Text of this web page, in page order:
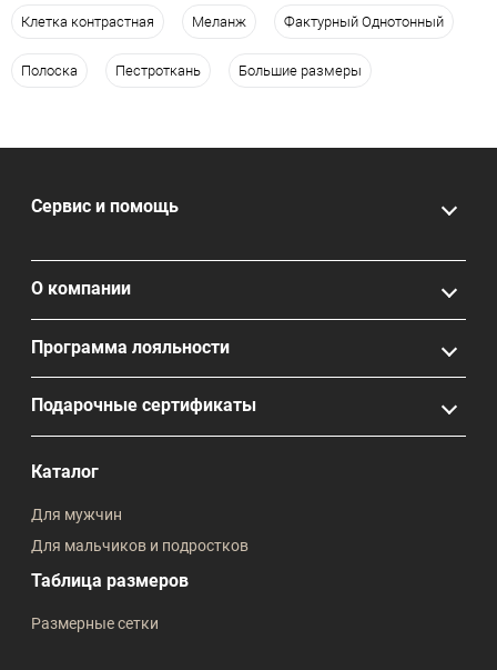
Клетка контрастная Меланж Фактурный Однотонный
Полоска Пестроткань Большие размеры
Сервис и помощь
О компании
Программа лояльности
Подарочные сертификаты
Каталог
Для мужчин
Для мальчиков и подростков
Таблица размеров
Размерные сетки